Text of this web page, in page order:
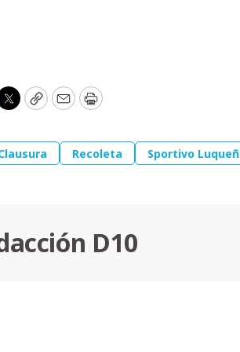
Twitter
CopyEmailPrint
Recoleta Sportivo
D10